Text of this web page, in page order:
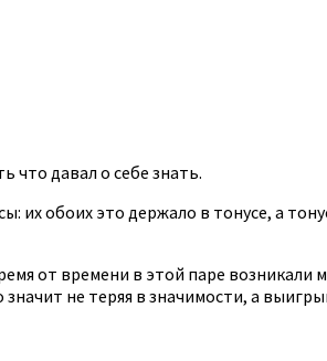
что давал о себе знать.
их обоих это держало в тонусе, а
от времени в этой паре возникали
не теряя в значимости, а